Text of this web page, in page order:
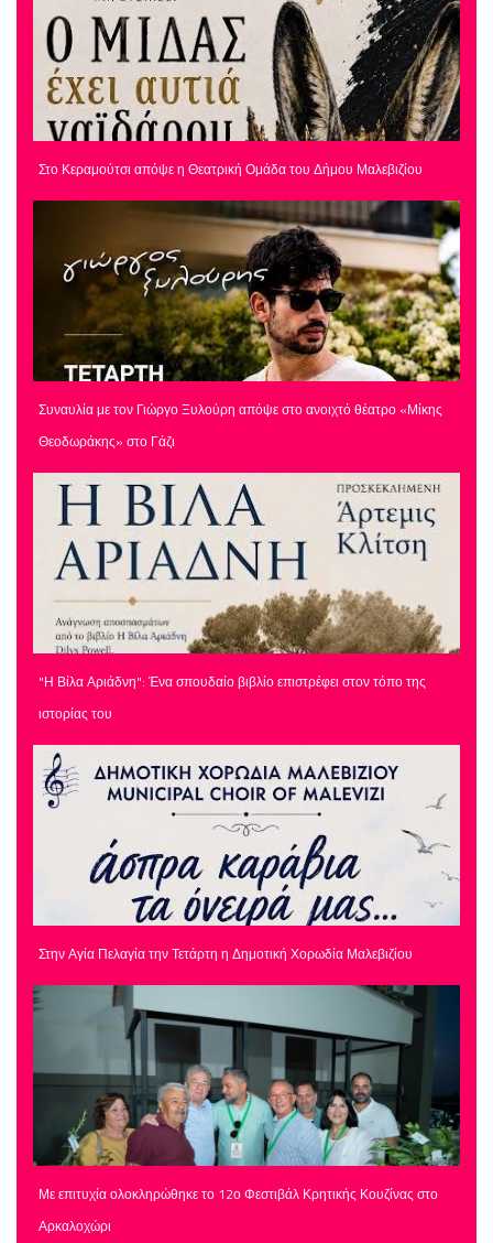
Στο Κεραμούτσι απόψε η Θεατρική Ομάδα του Δήμου Μαλεβιζίου
Συναυλία με τον Γιώργο Ξυλούρη απόψε στο ανοιχτό θέατρο «Μίκης
Θεοδωράκης» στο Γάζι
"Η Βίλα Αριάδνη": Ένα σπουδαίο βιβλίο επιστρέφει στον τόπο της
ιστορίας του
Στην Αγία Πελαγία την Τετάρτη η Δημοτική Χορωδία Μαλεβιζίου
Με επιτυχία ολοκληρώθηκε το 12ο Φεστιβάλ Κρητικής Κουζίνας στο
Αρκαλοχώρι